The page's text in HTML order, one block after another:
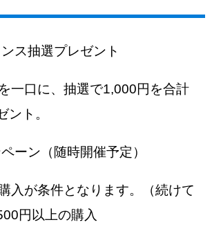
ス抽選プレゼント
一口に、抽選で1,000円を合計
ント。
ーン（随時開催予定）
入が条件となります。（続けて
円以上の購入